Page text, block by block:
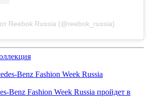
Reebok Russia (@reebok_russia)
Benz Fashion Week Russia пройдет в